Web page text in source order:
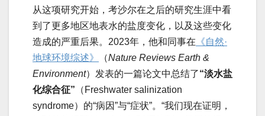
从这项研究开始，考沙尔在之后的研究生涯中看
到了更多地区地表水的盐度变化，以及这些变化
造成的严重后果。2023年，他和同事在 《自然·
地球环境综述》
（Nature Reviews Earth &
Environment）发表的一篇论文中总结了“淡水盐
化综合征” （Freshwater salinization
syndrome）的“病因”与“症状”。“我们现在证明，